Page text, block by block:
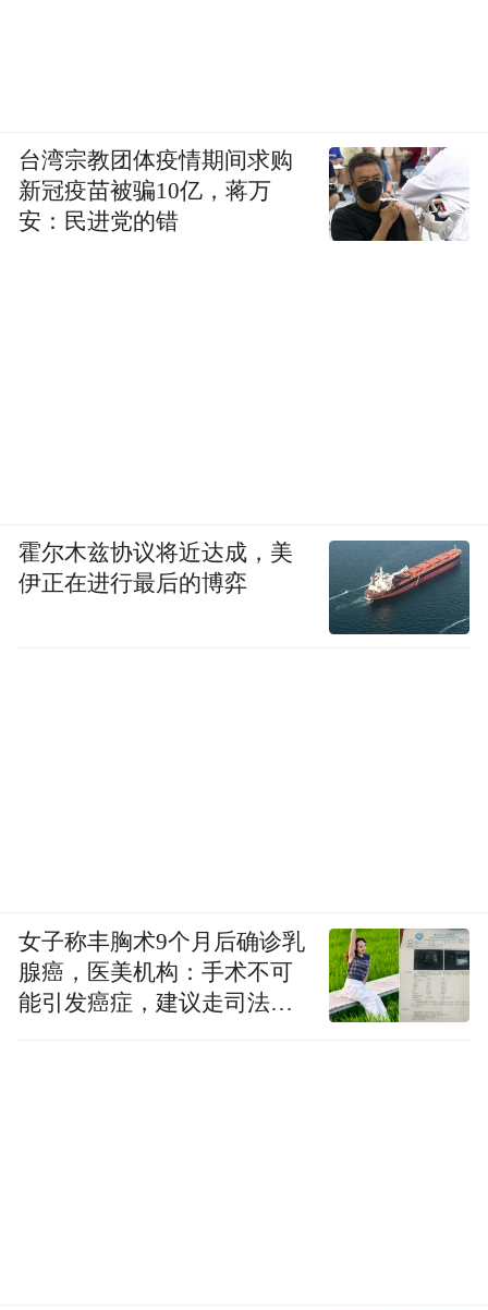
《祖国山川 六条屏》
白明学
台湾宗教团体疫情期间求购
新冠疫苗被骗10亿，蒋万
安：民进党的错
霍尔木兹协议将近达成，美
伊正在进行最后的博弈
女子称丰胸术9个月后确诊乳
腺癌，医美机构：手术不可
能引发癌症，建议走司法途